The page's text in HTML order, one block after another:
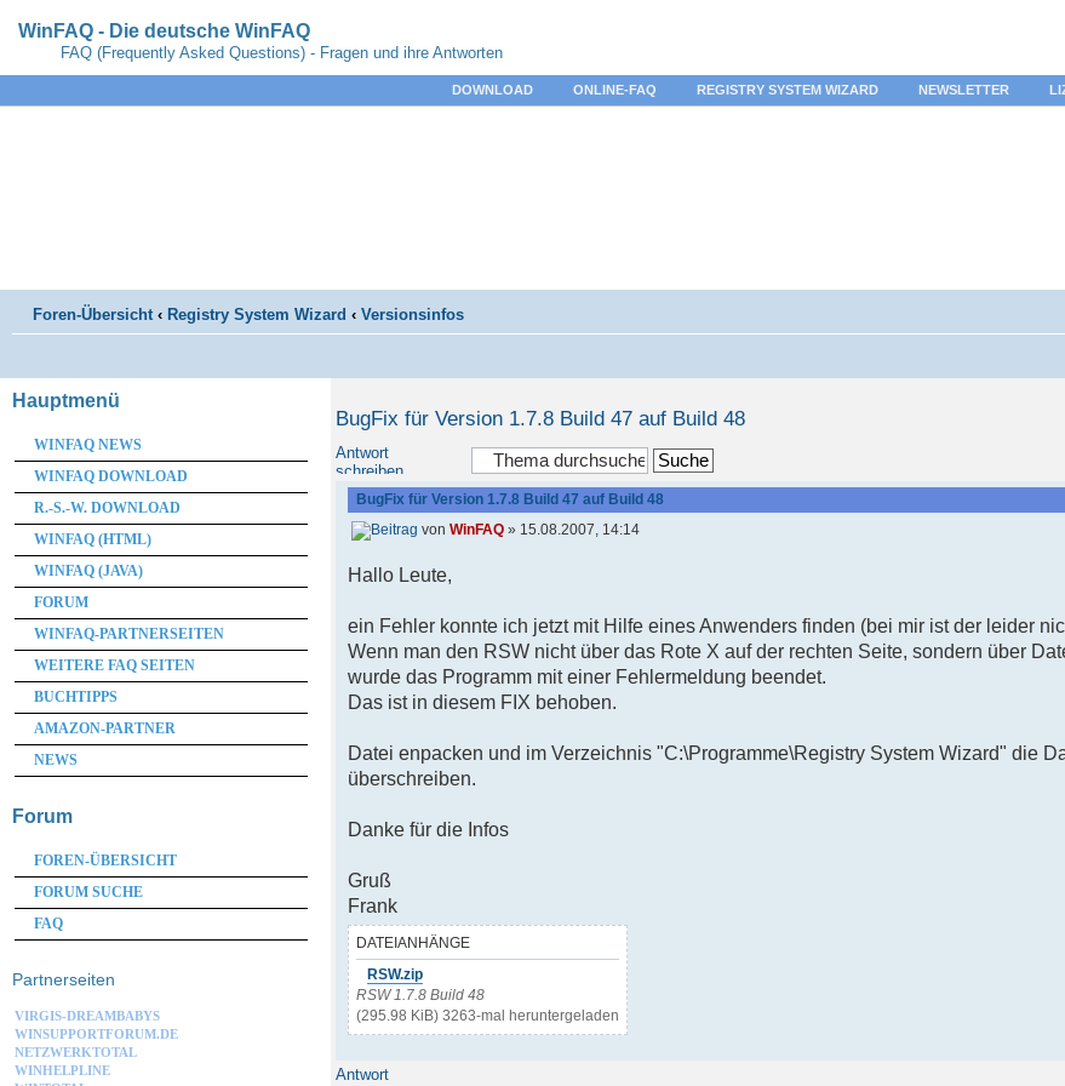
WinFAQ - Die deutsche WinFAQ
FAQ (Frequently Asked Questions) - Fragen und ihre Antworten
DOWNLOAD ONLINE-FAQ REGISTRY SYSTEM WIZARD NEWSLETTER
Foren-Übersicht ‹ Registry System Wizard ‹ Versionsinfos
BugFix für Version 1.7.8 Build 47 auf Build 48
Antwort
schreiben
BugFix für Version 1.7.8 Build 47 auf Build 48
vonWinFAQ » 15.08.2007, 14:14
Hallo Leute,
ein Fehler konnte ich jetzt mit Hilfe eines Anwenders finden (bei mir ist der leider
Wenn man den RSW nicht über das Rote X auf der rechten Seite, sondern über
wurde das Programm mit einer Fehlermeldung beendet.
Das ist in diesem FIX behoben.
Datei enpacken und im Verzeichnis "C:\Programme\Registry System Wizard" die
überschreiben.
Danke für die Infos
Gruß
Frank
DATEIANHÄNGE
RSW.zip
RSW 1.7.8 Build 48
(295.98 KiB) 3263-mal heruntergeladen
Antwort
Hauptmenü
WINFAQ NEWS
WINFAQ DOWNLOAD
R.-S.-W. DOWNLOAD
WINFAQ (HTML)
WINFAQ (JAVA)
FORUM
WINFAQ-PARTNERSEITEN
WEITERE FAQ SEITEN
BUCHTIPPS
AMAZON-PARTNER
NEWS
Forum
FOREN-ÜBERSICHT
FORUM SUCHE
FAQ
Partnerseiten
VIRGIS-DREAMBABYS
WINSUPPORTFORUM.DE
NETZWERKTOTAL
WINHELPLINE